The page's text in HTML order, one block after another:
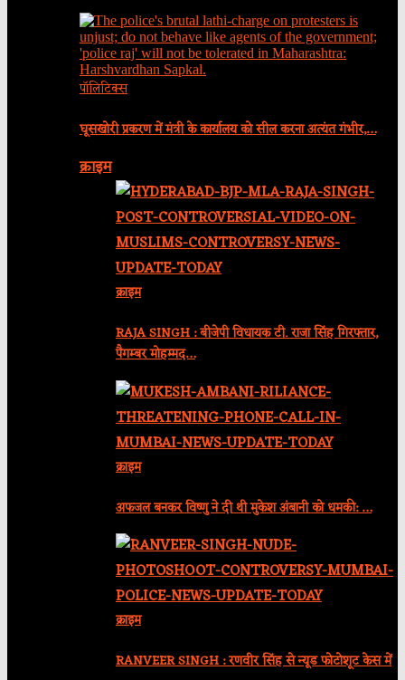
पॉलिटिक्स
घूसखोरी प्रकरण में मंत्री के कार्यालय को सील करना अत्यंत गंभीर,…
क्राइम
क्राइम
RAJA SINGH : बीजेपी विधायक टी. राजा सिंह गिरफ्तार,
पैगम्बर मोहम्मद…
क्राइम
अफजल बनकर विष्णु ने दी थी मुकेश अंबानी को धमकी: …
क्राइम
RANVEER SINGH : रणवीर सिंह से न्यूड फोटोशूट केस में